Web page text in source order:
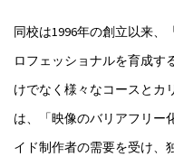
同校は1996年の創立以来
ロフェッショナルを育成す
けでなく様々なコースとカ
は、「映像のバリアフリー
イド制作者の需要を受け、